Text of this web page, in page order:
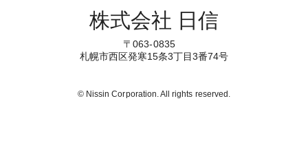
株式会社 日信
〒063-0835
札幌市西区発寒15条3丁目3番74号
© Nissin Corporation. All rights reserved.